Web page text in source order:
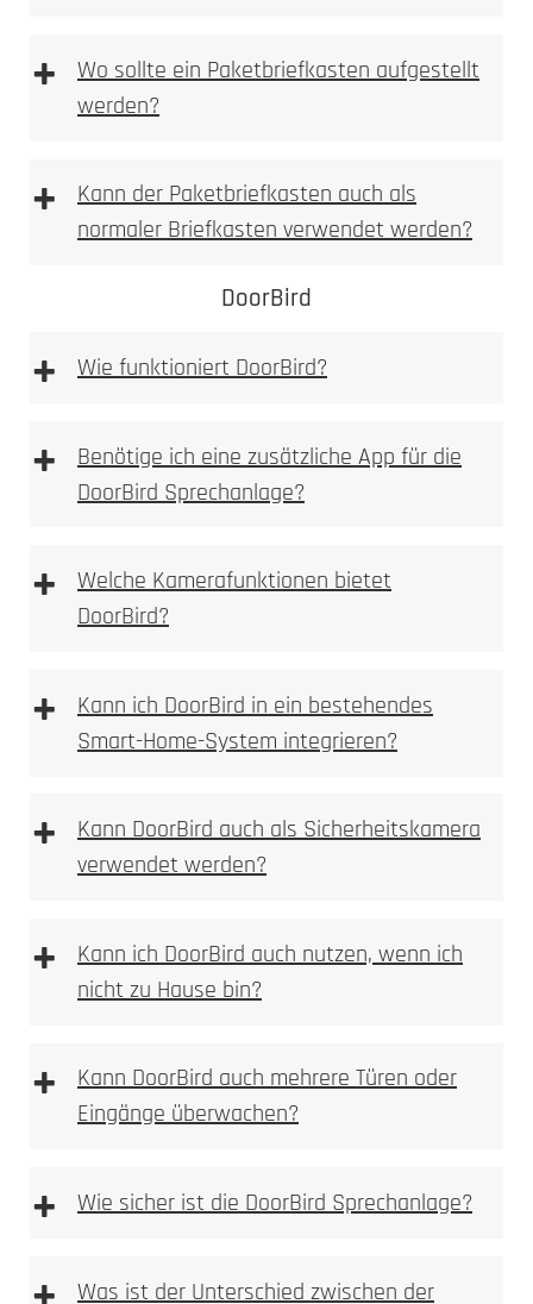
Vertiefung
sehr hohe mechanische Beständigkeit
weniger filigran als Laserbeschriftung, dafür
Typische Einsatzbereiche:
Einsatzzweck
gewünschten Optik
+
Wo sollte ein Paketbriefkasten aufgestellt
werden?
+
Kann der Paketbriefkasten auch als
normaler Briefkasten verwendet werden?
DoorBird
+ Wie funktioniert DoorBird?
+
Benötige ich eine zusätzliche App für die
DoorBird Sprechanlage?
+
Welche Kamerafunktionen bietet
DoorBird?
+
Kann ich DoorBird in ein bestehendes
Smart-Home-System integrieren?
+
Kann DoorBird auch als Sicherheitskamera
verwendet werden?
+
Kann ich DoorBird auch nutzen, wenn ich
nicht zu Hause bin?
+
Kann DoorBird auch mehrere Türen oder
Eingänge überwachen?
+ Wie sicher ist die DoorBird Sprechanlage?
Was ist der Unterschied zwischen der